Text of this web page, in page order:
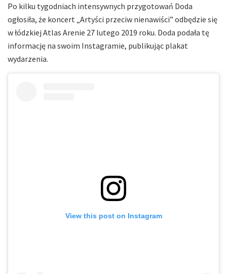
Po kilku tygodniach intensywnych przygotowań Doda
ogłosiła, że koncert „Artyści przeciw nienawiści” odbędzie się
w łódzkiej Atlas Arenie 27 lutego 2019 roku. Doda podała tę
informację na swoim Instagramie, publikując plakat
wydarzenia.
View this post on Instagram